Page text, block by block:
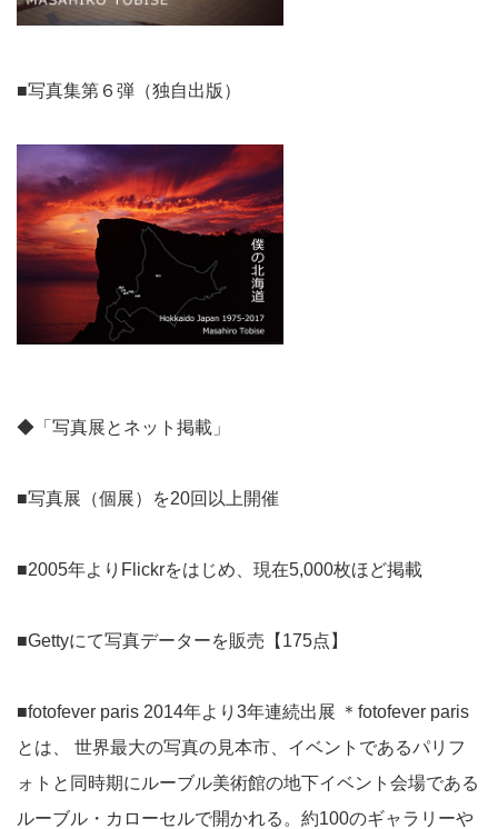
■写真集第６弾（独自出版）
◆「写真展とネット掲載」
■写真展（個展）を20回以上開催
■2005年よりFlickrをはじめ、現在5,000枚ほど掲載
■Gettyにて写真データーを販売【175点】
■fotofever paris 2014年より3年連続出展 ＊fotofever paris
とは、 世界最大の写真の見本市、イベントであるパリフ
ォトと同時期にルーブル美術館の地下イベント会場である
ルーブル・カローセルで開かれる。約100のギャラリーや